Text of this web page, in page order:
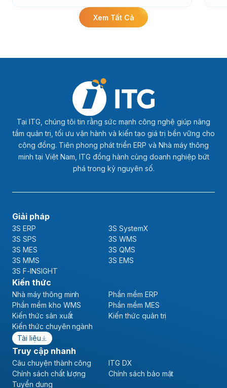
Xem Tất Cả
Tại ITG, chúng tôi tin rằng sức mạnh công nghệ giúp nâng
tầm quản trị, tối ưu vận hành và kiến tạo giá trị bền vững cho
cộng đồng. Tiên phong phát triển ERP và Nhà máy thông
minh tại Việt Nam, ITG đồng hành cùng doanh nghiệp bứt
phá trong kỷ nguyên số.
Giải pháp
3S ERP
3S SystemX
3S SPS
3S WMS
3S MES
3S QMS
3S MMS
3S EMS
3S F-INSIGHT
Kiến thức
Nhà máy thông minh
Phần mềm ERP
Phần mềm kho WMS
Phần mềm MES
Kiến thức sản xuất
Kiến thức quản trị
Kiến thức chuyên ngành
Tài liệu
Truy cập nhanh
Câu chuyện thành công
ITG DX
Chính sách chất lượng
Chính sách bảo mật
Tuyển dụng